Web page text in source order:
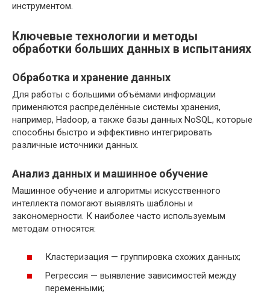
инструментом.
Ключевые технологии и методы
обработки больших данных в испытаниях
Обработка и хранение данных
Для работы с большими объёмами информации
применяются распределённые системы хранения,
например, Hadoop, а также базы данных NoSQL, которые
способны быстро и эффективно интегрировать
различные источники данных.
Анализ данных и машинное обучение
Машинное обучение и алгоритмы искусственного
интеллекта помогают выявлять шаблоны и
закономерности. К наиболее часто используемым
методам относятся:
Кластеризация — группировка схожих данных;
Регрессия — выявление зависимостей между
переменными;